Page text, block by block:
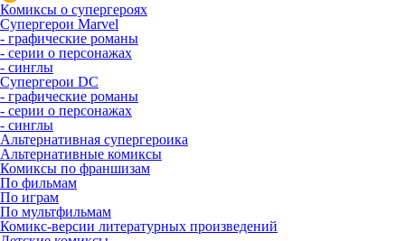
Комиксы о супергероях
Супергерои Marvel
- графические романы
- серии о персонажах
- синглы
Супергерои DC
- графические романы
- серии о персонажах
- синглы
Альтернативная супергероика
Альтернативные комиксы
Комиксы по франшизам
По фильмам
По играм
По мультфильмам
Комикс-версии литературных произведений